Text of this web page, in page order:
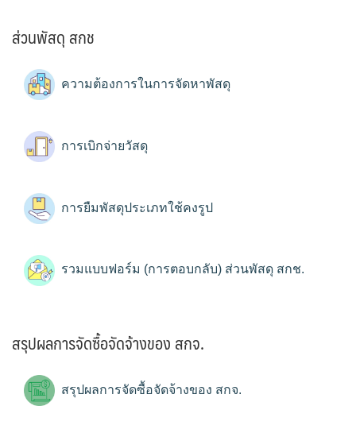
ส่วนพัสดุ สกช
ความต้องการในการจัดหาพัสดุ
การเบิกจ่ายวัสดุ
การยืมพัสดุประเภทใช้คงรูป
รวมแบบฟอร์ม (การตอบกลับ) ส่วนพัสดุ สกช.
สรุปผลการจัดซื้อจัดจ้างของ สกจ.
สรุปผลการจัดซื้อจัดจ้างของ สกจ.